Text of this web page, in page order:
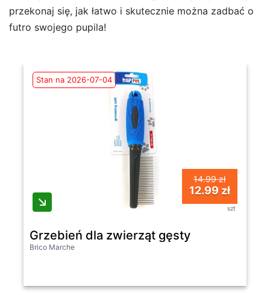
przekonaj się, jak łatwo i skutecznie można zadbać o
futro swojego pupila!
Stan na 2026-07-04
14.99 zł
12.99 zł
szt
Grzebień dla zwierząt gęsty
Brico Marche